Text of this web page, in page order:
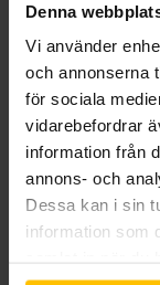
Denna
Vi använder
och annonserna
för sociala
vidarebefordrar
information från
annons- och
Dessa kan i sin
information som
stökiga hiphop-
frontfigurer för
Samtidigt som
skaran som vill
DRAMA KOMEDI